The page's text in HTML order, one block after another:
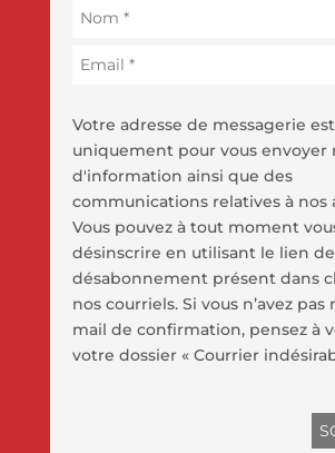
Votre adresse de messagerie
uniquement pour vous envoyer
d'information ainsi que des
communications relatives à nos
Vous pouvez à tout moment
désinscrire en utilisant le lien de
désabonnement présent dans
nos courriels. Si vous n’avez pas
mail de confirmation, pensez à
votre dossier « Courrier